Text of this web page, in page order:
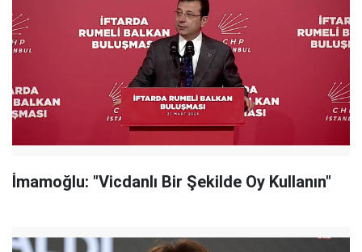
İmamoğlu: "Vicdanlı Bir Şekilde Oy Kullanın"